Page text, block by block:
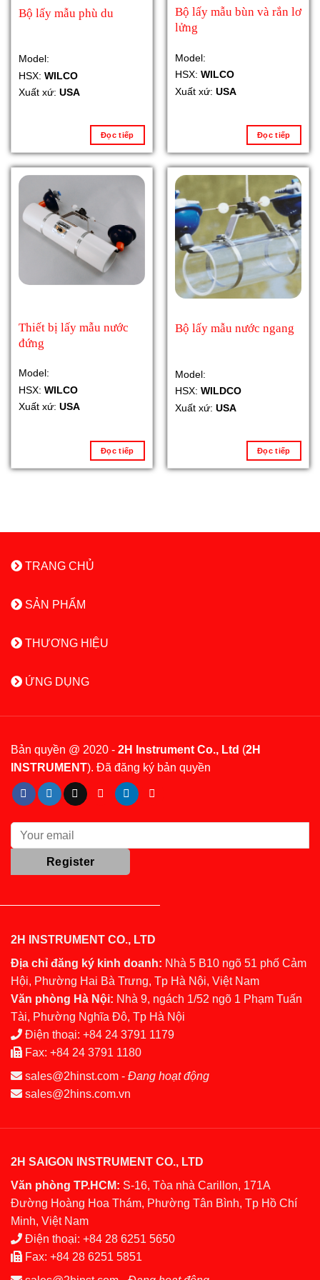
Bộ lấy mẫu phù du
Model:
HSX: WILCO
Xuất xứ: USA
Đọc tiếp
Bộ lấy mẫu bùn và rắn lơ
lửng
Model:
HSX: WILCO
Xuất xứ: USA
Đọc tiếp
Thiết bị lấy mẫu nước
đứng
Model:
HSX: WILCO
Xuất xứ: USA
Đọc tiếp
Bộ lấy mẫu nước ngang
Model:
HSX: WILDCO
Xuất xứ: USA
Đọc tiếp
TRANG CHỦ
SẢN PHẨM
THƯƠNG HIỆU
ỨNG DỤNG
Bản quyền @ 2020 - 2H Instrument Co., Ltd (2H
INSTRUMENT). Đã đăng ký bản quyền
2H INSTRUMENT CO., LTD
Địa chỉ đăng ký kinh doanh: Nhà 5 B10 ngõ 51 phố Cảm
Hội, Phường Hai Bà Trưng, Tp Hà Nội, Việt Nam
Văn phòng Hà Nội: Nhà 9, ngách 1/52 ngõ 1 Phạm Tuấn
Tài, Phường Nghĩa Đô, Tp Hà Nội
Điện thoại: +84 24 3791 1179
Fax: +84 24 3791 1180
sales@2hinst.com - Đang hoạt động
sales@2hins.com.vn
2H SAIGON INSTRUMENT CO., LTD
Văn phòng TP.HCM: S-16, Tòa nhà Carillon, 171A
Đường Hoàng Hoa Thám, Phường Tân Bình, Tp Hồ Chí
Minh, Việt Nam
Điện thoại: +84 28 6251 5650
Fax: +84 28 6251 5851